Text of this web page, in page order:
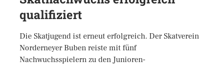
qualifiziert
Die Skatjugend ist erneut erfolgreich. Der Skatverein
Norderneyer Buben reiste mit fünf
Nachwuchsspielern zu den Junioren-